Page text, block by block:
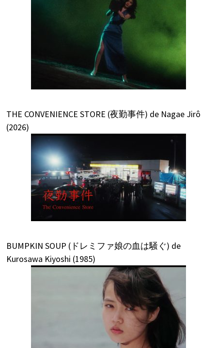
THE CONVENIENCE STORE (夜勤事件) de Nagae Jirô
(2026)
BUMPKIN SOUP (ドレミファ娘の血は騒ぐ) de
Kurosawa Kiyoshi (1985)